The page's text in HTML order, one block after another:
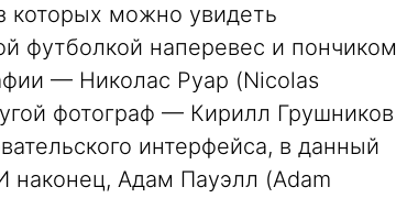
которых можно увидеть
футболкой наперевес и пончиком
— Николас Руар (Nicolas
фотограф — Кирилл Грушников
интерфейса, в данный
Адам Пауэлл (Adam